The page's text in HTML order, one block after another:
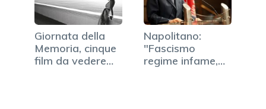
Giornata della
Memoria, cinque
film da vedere
Napolitano:
"Fascismo
regime infame,